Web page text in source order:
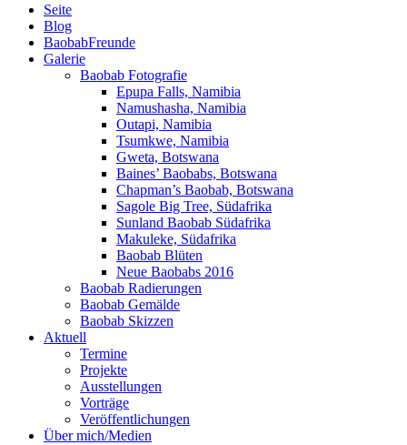
Primäres
Menü
Seite
Blog
BaobabFreunde
Galerie
Baobab Fotografie
Epupa Falls, Namibia
Namushasha, Namibia
Outapi, Namibia
Tsumkwe, Namibia
Gweta, Botswana
Baines’ Baobabs, Botswana
Chapman’s Baobab, Botswana
Sagole Big Tree, Südafrika
Sunland Baobab Südafrika
Makuleke, Südafrika
Baobab Blüten
Neue Baobabs 2016
Baobab Radierungen
Baobab Gemälde
Baobab Skizzen
Aktuell
Termine
Projekte
Ausstellungen
Vorträge
Veröffentlichungen
Über mich/Medien